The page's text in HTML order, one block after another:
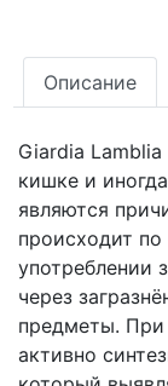
Описание
Giardia
кишке и
являются
происходит
употреблении
через
предметы. При
активно